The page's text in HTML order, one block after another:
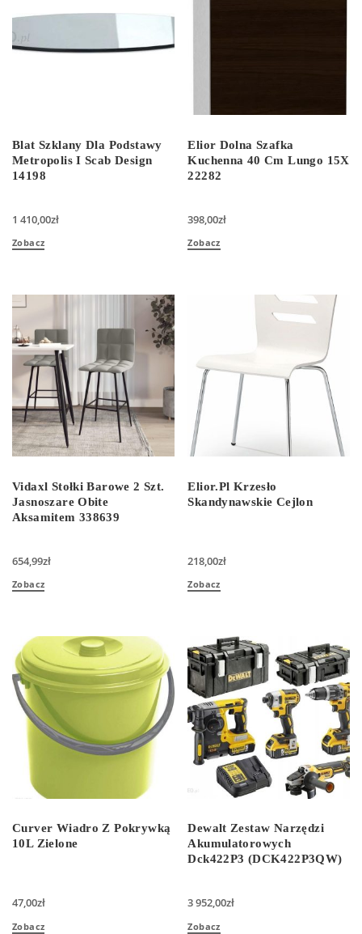
Blat Szklany Dla Podstawy
Metropolis I Scab Design
14198
1 410,00zł
Zobacz
Elior Dolna Szafka
Kuchenna 40 Cm Lungo 15X
22282
398,00zł
Zobacz
Vidaxl Stołki Barowe 2 Szt.
Jasnoszare Obite
Aksamitem 338639
654,99zł
Zobacz
Elior.Pl Krzesło
Skandynawskie Cejlon
218,00zł
Zobacz
Curver Wiadro Z Pokrywką
10L Zielone
47,00zł
Zobacz
Dewalt Zestaw Narzędzi
Akumulatorowych
Dck422P3 (DCK422P3QW)
3 952,00zł
Zobacz